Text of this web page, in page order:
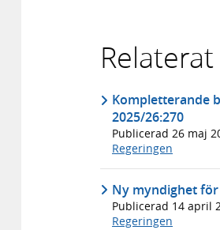
Relaterat
Kompletterande
2025/26:270
Publicerad 26 maj
Regeringen
Ny myndighet
Publicerad 14 april
Regeringen